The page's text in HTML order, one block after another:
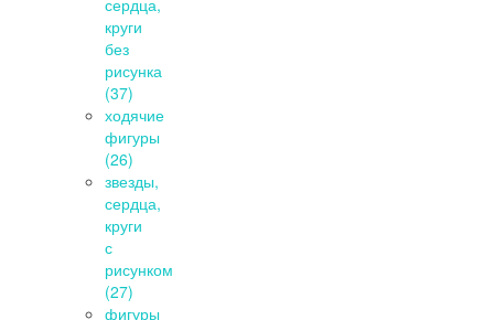
сердца,
круги
без
рисунка
(37)
ходячие
фигуры
(26)
звезды,
сердца,
круги
с
рисунком
(27)
фигуры